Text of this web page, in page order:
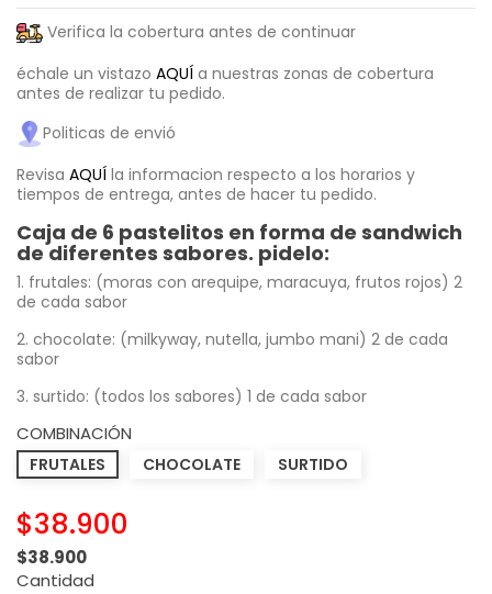
Verifica la cobertura antes de continuar
échale un vistazo AQUÍ a nuestras zonas de cobertura
antes de realizar tu pedido.
Politicas de envió
Revisa AQUÍ la informacion respecto a los horarios y
tiempos de entrega, antes de hacer tu pedido.
Caja de 6 pastelitos en forma de sandwich
de diferentes sabores. pidelo:
1. frutales: (moras con arequipe, maracuya, frutos rojos) 2
de cada sabor
2. chocolate: (milkyway, nutella, jumbo mani) 2 de cada
sabor
3. surtido: (todos los sabores) 1 de cada sabor
COMBINACIÓN
FRUTALES CHOCOLATE SURTIDO
$38.900
$38.900
Cantidad